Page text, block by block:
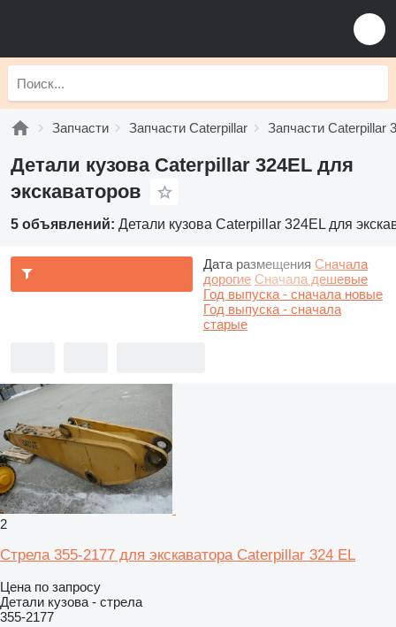
Запчасти Запчасти Caterpillar Запчасти Caterpillar
Детали кузова Caterpillar 324EL для
экскаваторов
5 объявлений: Детали кузова Caterpillar 324EL для
Дата размещения Сначала
дорогие Сначала дешевые
Год выпуска - сначала новые
Год выпуска - сначала
старые
2
Стрела 355-2177 для экскаватора Caterpillar 324 EL
Цена по запросу
Детали кузова - стрела
355-2177